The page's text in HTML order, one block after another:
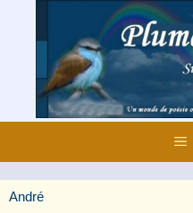
contenu
André